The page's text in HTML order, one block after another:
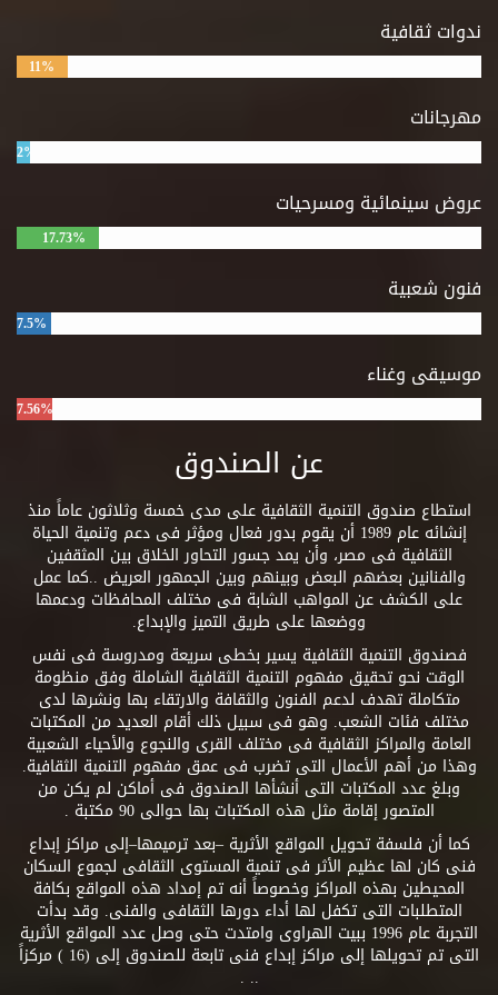
ندوات ثقافية
11%
مهرجانات
2%
عروض سينمائية ومسرحيات
17.73%
فنون شعبية
7.5%
موسيقى وغناء
7.56%
عن الصندوق
استطاع صندوق التنمية الثقافية على مدى خمسة وثلاثون عاماً منذ
إنشائه عام 1989 أن يقوم بدور فعال ومؤثر فى دعم وتنمية الحياة
الثقافية فى مصر، وأن يمد جسور التحاور الخلاق بين المثقفين
والفنانين بعضهم البعض وبينهم وبين الجمهور العريض ..كما عمل
على الكشف عن المواهب الشابة فى مختلف المحافظات ودعمها
ووضعها على طريق التميز والإبداع.
فصندوق التنمية الثقافية يسير بخطى سريعة ومدروسة فى نفس
الوقت نحو تحقيق مفهوم التنمية الثقافية الشاملة وفق منظومة
متكاملة تهدف لدعم الفنون والثقافة والارتقاء بها ونشرها لدى
مختلف فئات الشعب. وهو فى سبيل ذلك أقام العديد من المكتبات
العامة والمراكز الثقافية فى مختلف القرى والنجوع والأحياء الشعبية
وهذا من أهم الأعمال التى تضرب فى عمق مفهوم التنمية الثقافية.
وبلغ عدد المكتبات التى أنشأها الصندوق فى أماكن لم يكن من
المتصور إقامة مثل هذه المكتبات بها حوالى 90 مكتبة .
كما أن فلسفة تحويل المواقع الأثرية –بعد ترميمها–إلى مراكز إبداع
فنى كان لها عظيم الأثر فى تنمية المستوى الثقافى لجموع السكان
المحيطين بهذه المراكز وخصوصاً أنه تم إمداد هذه المواقع بكافة
المتطلبات التى تكفل لها أداء دورها الثقافى والفنى. وقد بدأت
التجربة عام 1996 ببيت الهراوى وامتدت حتى وصل عدد المواقع الأثرية
التى تم تحويلها إلى مراكز إبداع فنى تابعة للصندوق إلى (16 ) مركزاً
.. .